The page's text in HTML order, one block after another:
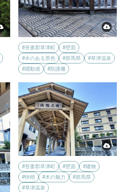
#吾妻郡草津町
#壁面
#水のある景色
#群馬県
#草津温泉
#躍動感
#防護柵
#吾妻郡草津町 #壁面
#建物
#快晴
#木の魅力
#群馬県
#草津温泉